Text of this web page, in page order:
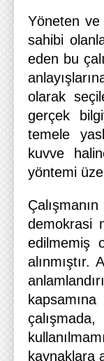
Yöneten ve
sahibi
eden bu
olarak
gerçek
temele
kuvve
yöntemi
demokrasi
edilmemiş
alınmıştır.
kaynaklara